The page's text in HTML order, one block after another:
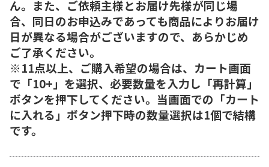
ん。また、ご依頼主様とお届け先様が同じ場
合、同日のお申込みであっても商品によりお届け
日が異なる場合がございますので、あらかじめ
ご了承ください。
※11点以上、ご購入希望の場合は、カート画面
で「10+」を選択、必要数量を入力し「再計算」
ボタンを押下してください。当画面での「カート
に入れる」ボタン押下時の数量選択は1個で結構
です。